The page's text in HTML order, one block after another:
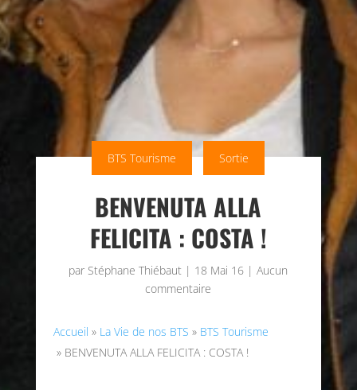
BTS Tourisme Sortie
BENVENUTA ALLA
FELICITA : COSTA !
par Stéphane Thiébaut | 18 Mai 16 |Aucun
commentaire
Accueil » La Vie de nos BTS » BTS Tourisme
» BENVENUTA ALLA FELICITA : COSTA !